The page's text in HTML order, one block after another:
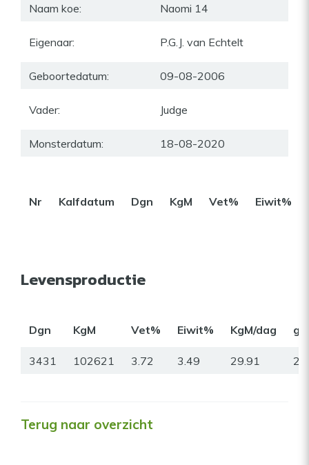
Naam koe: Naomi 14
Eigenaar: P.G.J. van Echtelt
Geboortedatum: 09-08-2006
Vader: Judge
Monsterdatum: 18-08-2020
Nr Kalfdatum Dgn KgM Vet% Eiwit%
Levensproductie
Dgn KgM Vet% Eiwit% KgM/dag gr
3431 102621 3.72 3.49 29.91
Terug naar overzicht